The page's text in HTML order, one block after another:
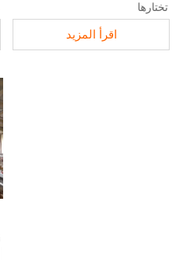
تختارها
2. حلمات الشرب تدفق 30-60
3. مغطس ساخن بالزنك (طبقة
اقرأ المزيد